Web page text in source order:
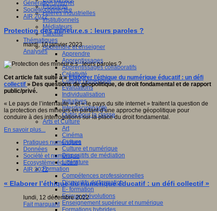
Etudiants
Filières industrielles
Institutionnels
Médiateurs
Parents
Thématiques
Apprendre et enseigner
Apprendre
Apprentissages
Apprentissages collaboratifs
Créativité
Culture numérique
Evaluations
Individualisation
Initiatives
Interdisciplinarité
Outils pour la classe
Arts et Culture
Art
Cinéma
Culture
Culture et numérique
Dispositifs de médiation
Littérature
Formation
Compétences professionnelles
Dispositifs de formation
E- formation
Enjeux et évolutions
Enseignement supérieur et numérique
Formations hybrides
Génération internet
Société connectée
AIR 2022
Protection des mineur.e.s : leurs paroles ?
mardi, 10 janvier 2023
Analyses
Cet article fait suite à «Elaborer l’éthique du numérique éducatif : un défi
collectif » Des questions de géopolitique, de droit fondamental et de rapport
public/privé.
« Le pays de l’internaute » et « le pays du site internet » traitent la question de
la protection des mineurs en partant d’une approche géopolitique pour
conduire à des interrogations sur la place du droit fondamental.
En savoir plus...
Pratiques numériques
Données
Société et numérique
Ecosystème éducatif
AIR 2022
« Elaborer l’éthique du numérique éducatif : un défi collectif »
lundi, 12 décembre 2022
Fait marquant